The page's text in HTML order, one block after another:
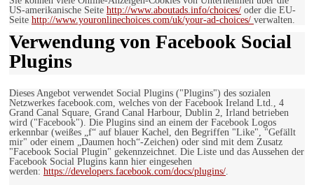
US-amerikanische Seite http://www.aboutads.info/choices/ oder die EU-
Seite http://www.youronlinechoices.com/uk/your-ad-choices/ verwalten.
Verwendung von Facebook Social
Plugins
Dieses Angebot verwendet Social Plugins ("Plugins") des sozialen
Netzwerkes facebook.com, welches von der Facebook Ireland Ltd., 4
Grand Canal Square, Grand Canal Harbour, Dublin 2, Irland betrieben
wird ("Facebook"). Die Plugins sind an einem der Facebook Logos
erkennbar (weißes „f“ auf blauer Kachel, den Begriffen "Like", "Gefällt
mir" oder einem „Daumen hoch“-Zeichen) oder sind mit dem Zusatz
"Facebook Social Plugin" gekennzeichnet. Die Liste und das Aussehen der
Facebook Social Plugins kann hier eingesehen
werden: https://developers.facebook.com/docs/plugins/.